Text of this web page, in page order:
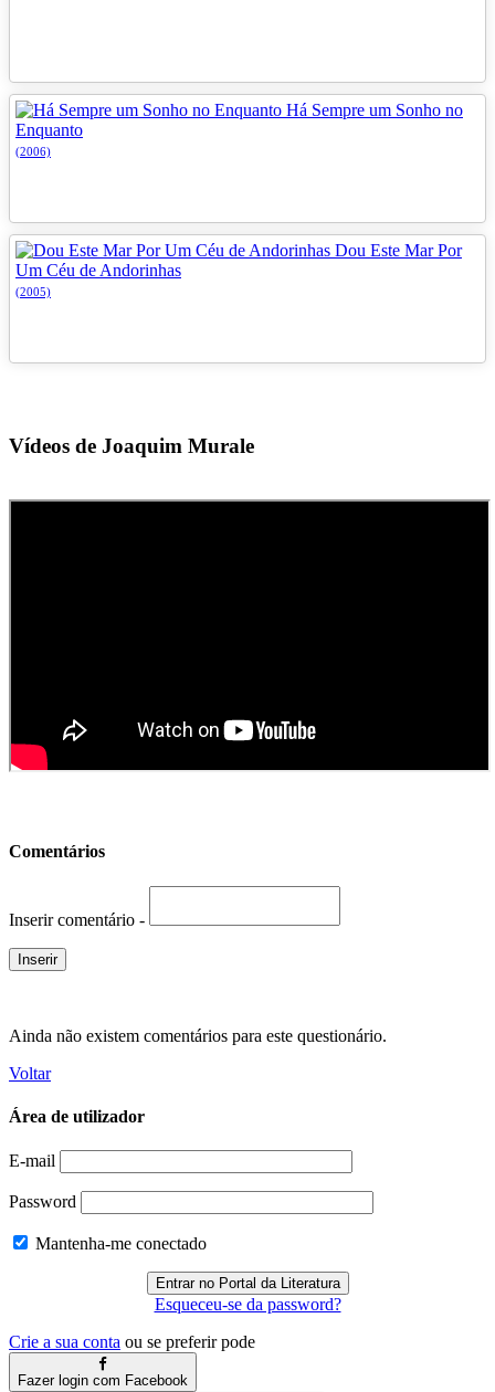
Há Sempre um Sonho no
Enquanto
(2006)
Dou Este Mar Por
Um Céu de Andorinhas
(2005)
Vídeos de Joaquim Murale
Comentários
Inserir comentário -
Ainda não existem comentários para este questionário.
Voltar
Área de utilizador
E-mail
Password
Mantenha-me conectado
Esqueceu-se da password?
Crie a sua conta ou se preferir pode
Fazer login com Facebook